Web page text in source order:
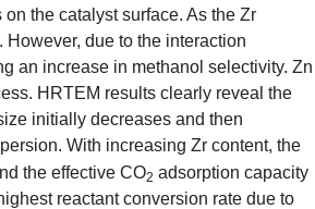
the catalyst surface. As the Zr
due to the interaction
an increase in methanol selectivity. Zn
HRTEM results clearly reveal the
initially decreases and then
With increasing Zr content, the
the effective CO2 adsorption capacity
reactant conversion rate due to